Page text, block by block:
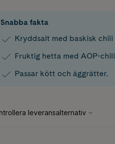
Snabba fakta
Kryddsalt med baskisk chili
Fruktig hetta med AOP-chili
Passar kött och äggrätter.